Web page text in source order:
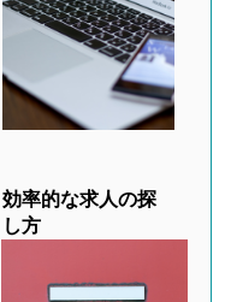
効率的な求人の探
し方